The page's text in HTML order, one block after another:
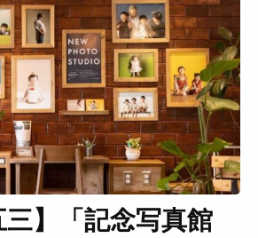
三】「記念写真館